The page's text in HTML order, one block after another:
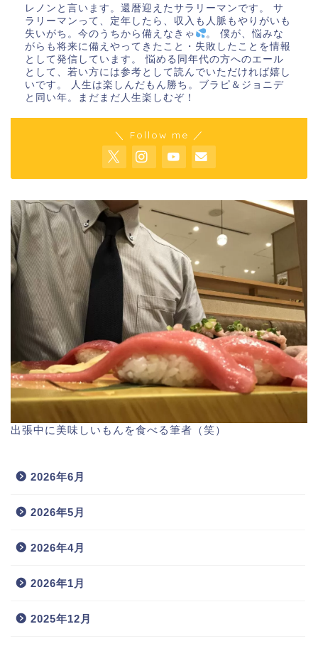
レノンと言います。還暦迎えたサラリーマンです。 サ
ラリーマンって、定年したら、収入も人脈もやりがいも
失いがち。今のうちから備えなきゃ
。 僕が、悩みな
がらも将来に備えやってきたこと・失敗したことを情報
として発信しています。 悩める同年代の方へのエール
として、若い方には参考として読んでいただければ嬉し
いです。 人生は楽しんだもん勝ち。ブラピ＆ジョニデ
と同い年。まだまだ人生楽しむぞ！
＼ Follow me ／
出張中に美味しいもんを食べる筆者（笑）
2026年6月
2026年5月
2026年4月
2026年1月
2025年12月